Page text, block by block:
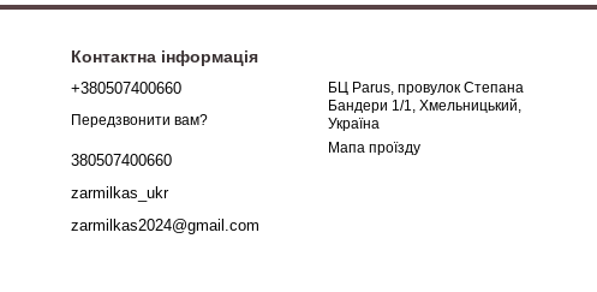
Контактна інформація
+380507400660
Передзвонити вам?
380507400660
zarmilkas_ukr
zarmilkas2024@gmail.com
БЦ Parus, провулок Степана
Бандери 1/1, Хмельницький,
Україна
Мапа проїзду